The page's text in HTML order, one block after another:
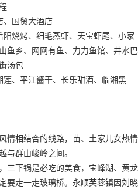
、国贸大酒店
烧烤、细毛蒸虾、天宝虾尾、小家
鱼乡、网网有鱼、力力鱼馆、井水巴
汤包
、平江酱干、长乐甜酒、临湘黑
情相结合的线路，苗、土家儿女热情
与群山峻岭之间。
三下锅是必吃的美食，宝峰湖、黄龙
要走一走玻璃桥。永顺芙蓉镇因刘晓